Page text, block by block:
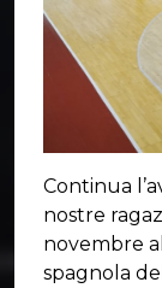
Continua
nostre
novembre
spagnola